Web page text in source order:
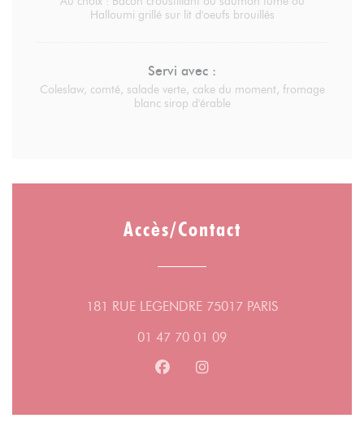
Halloumi grillé sur lit d'oeufs brouillés
Servi avec :
Coleslaw, comté, salade verte, cake du moment, fromage
blanc sirop d'érable
Accès/Contact
181 RUE LEGENDRE 75017 PARIS((ouvre une
01 47 70 01 09
Facebook ((ouvre une nouvelle
Instagram ((ouvre une